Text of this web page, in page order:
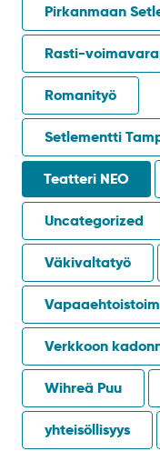
Pirkanmaan
Rasti-
Romanityö
Setlementti
Teatteri NEO
Uncategorized
Väkivaltatyö
Verkkoon
Wihreä Puu
yhteisöllisyys